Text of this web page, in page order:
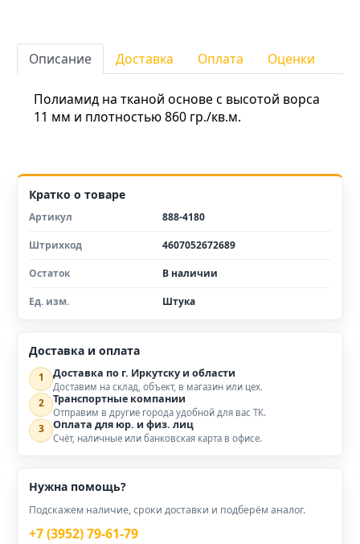
Описание Доставка Оплата Оценки
Полиамид на тканой основе с высотой ворса
11 мм и плотностью 860 гр./кв.м.
Кратко о товаре
Артикул 888-4180
Штрихкод 4607052672689
Остаток В наличии
Ед. изм. Штука
Доставка и оплата
1 Доставка по г. Иркутску и области
Доставим на склад, объект, в магазин или цех.
2 Транспортные компании
Отправим в другие города удобной для вас ТК.
3 Оплата для юр. и физ. лиц
Счёт, наличные или банковская карта в офисе.
Нужна помощь?
Подскажем наличие, сроки доставки и подберём аналог.
+7 (3952) 79-61-79